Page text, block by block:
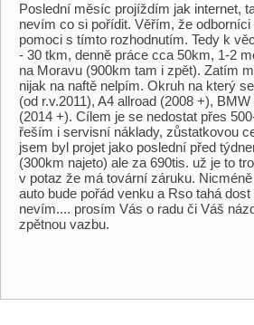
Poslední měsíc projíždím jak internet,
nevím co si pořídit. Věřím, že
pomoci s tímto rozhodnutím. Tedy k
- 30 tkm, denně práce cca 50km, 1-2
na Moravu (900km tam i zpět). Zatím
nijak na naftě nelpím. Okruh na který
(od r.v.2011), A4 allroad (2008 +),
(2014 +). Cílem je se nedostat přes
řeším i servisní náklady, zůstatkovou
jsem byl projet jako poslední před
(300km najeto) ale za 690tis. už je to
v potaz že má tovární záruku.
auto bude pořád venku a Rso tahá
nevím.... prosím Vás o radu či Váš
zpětnou vazbu.